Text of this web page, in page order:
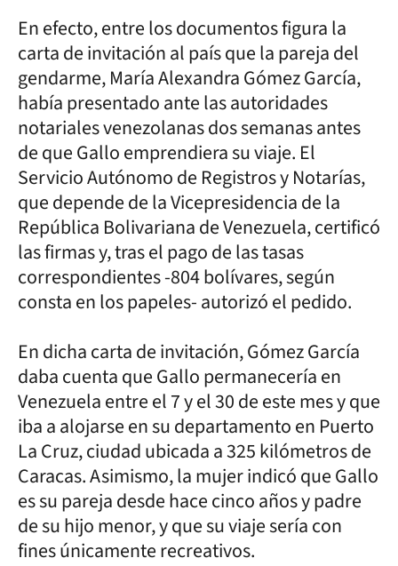
En efecto, entre los documentos figura la
carta de invitación al país que la pareja del
gendarme, María Alexandra Gómez García,
había presentado ante las autoridades
notariales venezolanas dos semanas antes
de que Gallo emprendiera su viaje. El
Servicio Autónomo de Registros y Notarías,
que depende de la Vicepresidencia de la
República Bolivariana de Venezuela, certificó
las firmas y, tras el pago de las tasas
correspondientes -804 bolívares, según
consta en los papeles- autorizó el pedido.
En dicha carta de invitación, Gómez García
daba cuenta que Gallo permanecería en
Venezuela entre el 7 y el 30 de este mes y que
iba a alojarse en su departamento en Puerto
La Cruz, ciudad ubicada a 325 kilómetros de
Caracas. Asimismo, la mujer indicó que Gallo
es su pareja desde hace cinco años y padre
de su hijo menor, y que su viaje sería con
fines únicamente recreativos.